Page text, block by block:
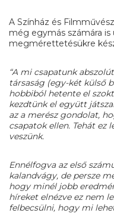
A Színház és
még egymás számára is
megmérettetésükre
“A mi csapatunk
társaság (egy-két külső
hobbiból hetente el
kezdtünk el együtt
az a merész gondolat,
csapatok ellen. Tehát ez
veszünk.
Ennélfogva az első
kalandvágy, de persze
hogy minél jobb
híreket elnézve ez nem
felbecsülni, hogy mi